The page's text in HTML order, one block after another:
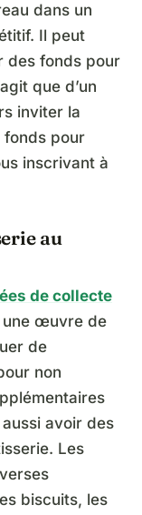
dans un
Il peut
des fonds pour
que d’un
inviter la
fonds pour
inscrivant à
au
de collecte
une œuvre de
de
non
avoir des
Les
biscuits, les